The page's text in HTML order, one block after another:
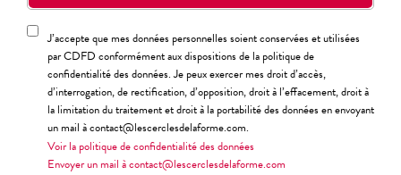
J’accepte que mes données personnelles soient conservées et utilisées
par CDFD conformément aux dispositions de la politique de
confidentialité des données. Je peux exercer mes droit d’accès,
d’interrogation, de rectification, d’opposition, droit à l’effacement, droit à
la limitation du traitement et droit à la portabilité des données en envoyant
un mail à contact@lescerclesdelaforme.com.
Voir la politique de confidentialité des données
Envoyer un mail à contact@lescerclesdelaforme.com